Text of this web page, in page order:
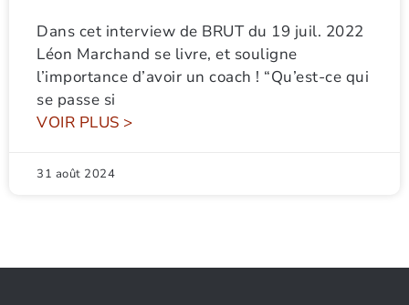
Dans cet interview de BRUT du 19 juil. 2022
Léon Marchand se livre, et souligne
l’importance d’avoir un coach ! “Qu’est-ce qui
se passe si
VOIR PLUS >
31 août 2024